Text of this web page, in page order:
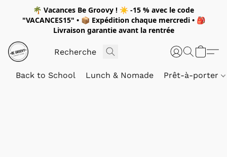
🌴 Vacances Be Groovy ! ☀️ -15 % avec le code
"VACANCES15" • 📦 Expédition chaque mercredi• 🎒
Livraison garantie avant la rentrée
Back to School Lunch & Nomade Prêt-à-porter